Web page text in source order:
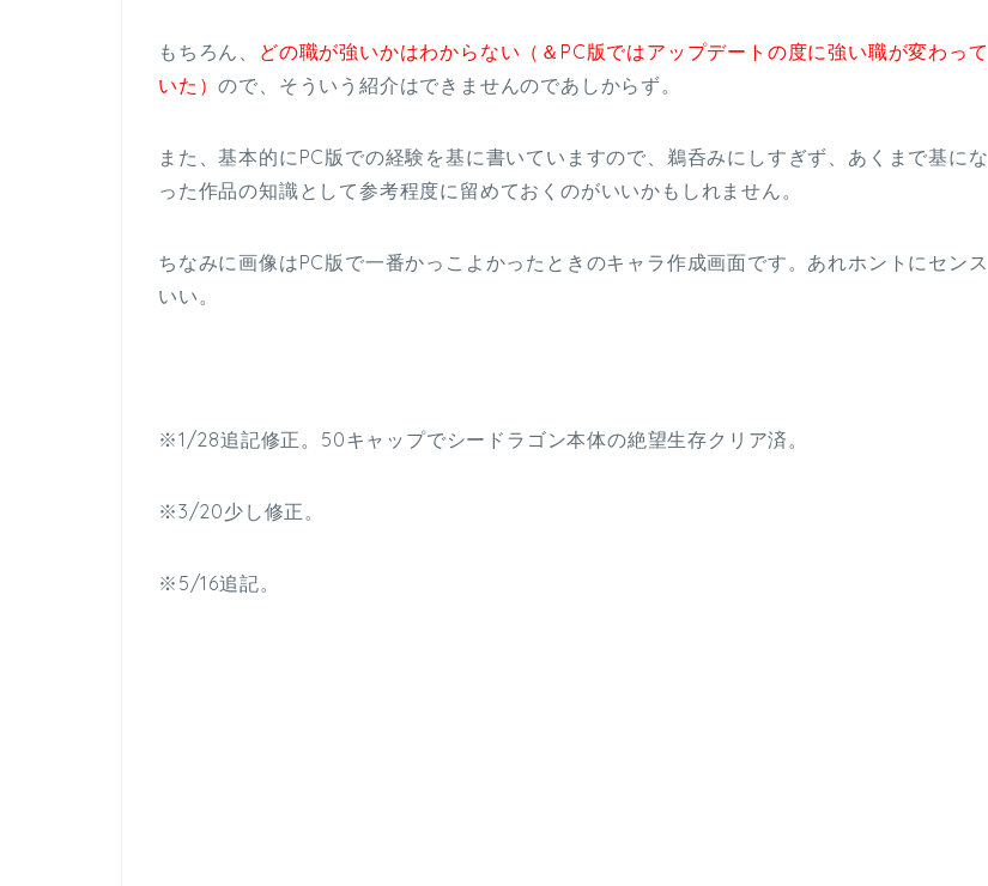
もちろん、 どの職が強いかはわからない（＆PC版ではアップデートの度に強い職が変わって
いた）ので、そういう紹介はできませんのであしからず。
また、基本的にPC版での経験を基に書いていますので、鵜呑みにしすぎず、あくまで基にな
った作品の知識として参考程度に留めておくのがいいかもしれません。
ちなみに画像はPC版で一番かっこよかったときのキャラ作成画面です。あれホントにセンス
いい。
※1/28追記修正。50キャップでシードラゴン本体の絶望生存クリア済。
※3/20少し修正。
※5/16追記。